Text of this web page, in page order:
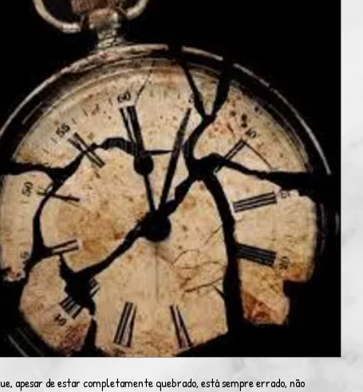
apesar de estar completamente quebrado, está sempre errado, não